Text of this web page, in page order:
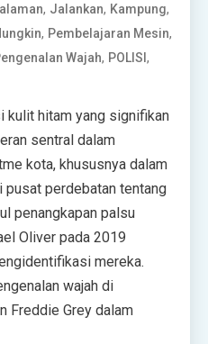
, Jalankan, Kampung,
, Pembelajaran Mesin,
Wajah, POLISI,
kulit hitam yang signifikan
sentral dalam
kota, khususnya dalam
perdebatan tentang
penangkapan palsu
Oliver pada 2019
mereka.
wajah di
Freddie Grey dalam